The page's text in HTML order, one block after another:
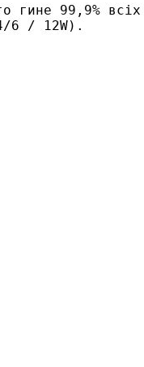
гине 99,9%
4/6 / 12W).